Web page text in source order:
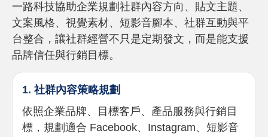
一路科技協助企業規劃社群內容方向、貼文主題、
文案風格、視覺素材、短影音腳本、社群互動與平
台整合，讓社群經營不只是定期發文，而是能支援
品牌信任與行銷目標。
1. 社群內容策略規劃
依照企業品牌、目標客戶、產品服務與行銷目
標，規劃適合 Facebook、Instagram、短影音